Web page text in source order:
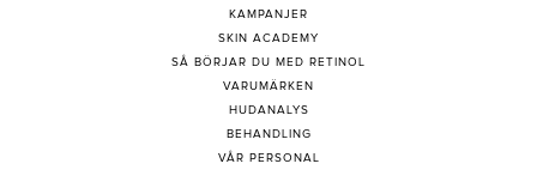
KAMPANJER
SKIN ACADEMY
SÅ BÖRJAR DU MED RETINOL
VARUMÄRKEN
HUDANALYS
BEHANDLING
VÅR PERSONAL